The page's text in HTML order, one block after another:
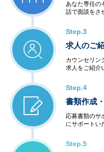
あなた専任の
話で面談をさ
Step.3
求人のご
カウンセリン
求人をご紹介
Step.4
書類作成
応募書類のサ
にサポートい
Step.5